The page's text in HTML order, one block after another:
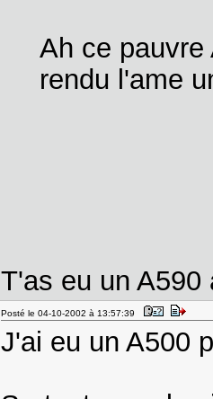
Ah ce pauvre
rendu l'ame
T'as eu un
Posté le 04-10-2002 à 13:57:39
J'ai eu un A500